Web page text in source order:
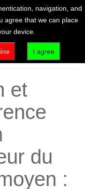
et
du
:
navigation, and
agree that we can place
device.
I agree